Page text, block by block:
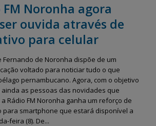
FM Noronha agora
ouvida através de
para celular
Fernando de Noronha dispõe de um
voltado para noticiar tudo o que
pernambucano. Agora, com o objetivo
as pessoas das novidades que
Rádio FM Noronha ganha um reforço de
para smartphone que estará disponível a
feira (8). De...